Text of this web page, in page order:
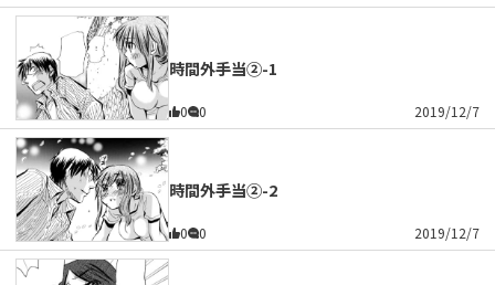
時間外手当②-1
0 0 2019/12/7
時間外手当②-2
0 0 2019/12/7